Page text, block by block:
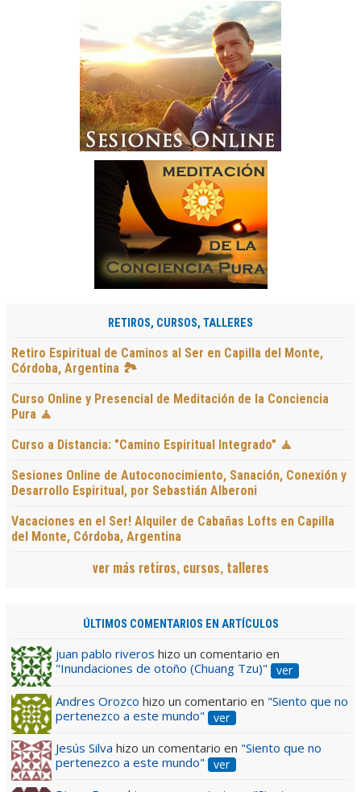
RETIROS, CURSOS, TALLERES
Retiro Espiritual de Caminos al Ser en Capilla del Monte,
Córdoba, Argentina 🏞️
Curso Online y Presencial de Meditación de la Conciencia
Pura 🧘
Curso a Distancia: "Camino Espiritual Integrado" 🧘
Sesiones Online de Autoconocimiento, Sanación, Conexión y
Desarrollo Espiritual, por Sebastián Alberoni
Vacaciones en el Ser! Alquiler de Cabañas Lofts en Capilla
del Monte, Córdoba, Argentina
ver más retiros, cursos, talleres
ÚLTIMOS COMENTARIOS EN ARTÍCULOS
juan pablo riveros hizo un comentario en
"Inundaciones de otoño (Chuang Tzu)"
ver
Andres Orozco hizo un comentario en "Siento que no
pertenezco a este mundo"
ver
Jesús Silva hizo un comentario en "Siento que no
pertenezco a este mundo"
ver